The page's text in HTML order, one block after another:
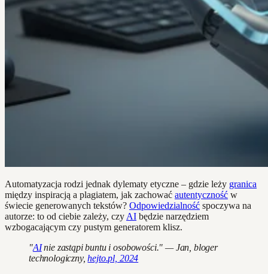
Automatyzacja rodzi jednak dylematy etyczne – gdzie leży granica
między inspiracją a plagiatem, jak zachować autentyczność w
świecie generowanych tekstów? Odpowiedzialność spoczywa na
autorze: to od ciebie zależy, czy AI będzie narzędziem
wzbogacającym czy pustym generatorem klisz.
"AInie zastąpi buntu i osobowości." — Jan, bloger
technologiczny,hejto.pl, 2024